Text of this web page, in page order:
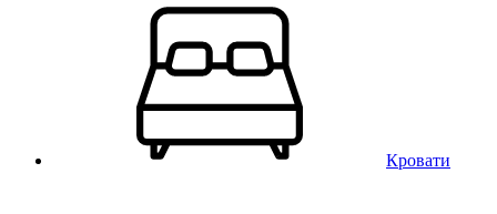
Кровати